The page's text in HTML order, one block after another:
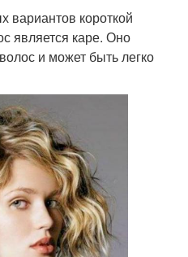
короткой
является каре. Оно
и может быть легко